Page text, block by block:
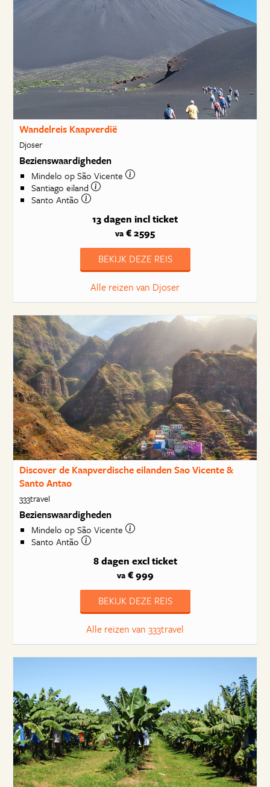
Wandelreis Kaapverdië
Djoser
Bezienswaardigheden
Mindelo op São Vicente
Santiago eiland
Santo Antão
13 dagen incl ticket
va € 2595
BEKIJK DEZE REIS
Alle reizen van Djoser
Discover de Kaapverdische eilanden Sao Vicente &
Santo Antao
333travel
Bezienswaardigheden
Mindelo op São Vicente
Santo Antão
8 dagen excl ticket
va€ 999
BEKIJK DEZE REIS
Alle reizen van 333travel